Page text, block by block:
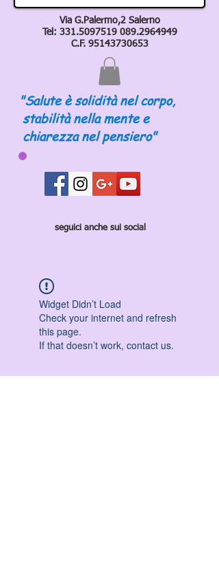
Via G.Palermo,2 Salerno
Tel: 331.5097519 089.2964949
C.F. 95143730653
"Salute è solidità nel corpo,
stabilità nella mente e
chiarezza nel pensiero"
seguici anche sui social
Widget Didn’t Load
Check your internet and refresh
this page.
If that doesn’t work, contact us.